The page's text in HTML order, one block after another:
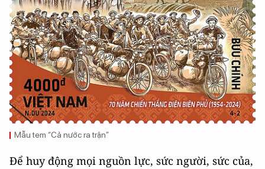
Mẫu tem “Cả nước ra trận”
Để huy động mọi nguồn lực, sức người, sức của,